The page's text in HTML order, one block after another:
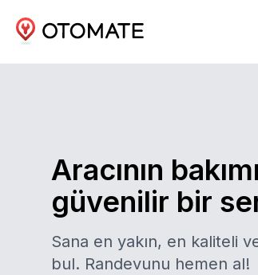
Aracının
güvenilir bir
Sana en yakın, en kaliteli
bul. Randevunu hemen al!